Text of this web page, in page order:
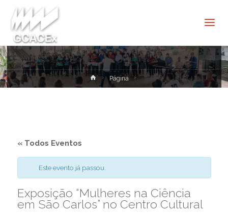
HomePágina
« Todos Eventos
Este evento já passou.
Exposição “Mulheres na Ciência
em São Carlos” no Centro Cultural